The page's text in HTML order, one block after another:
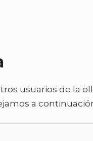
usuarios de la
a